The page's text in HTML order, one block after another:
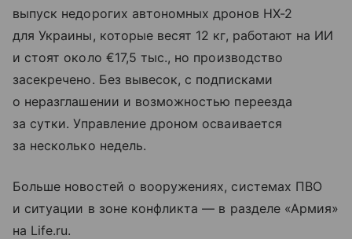
выпуск недорогих автономных дронов HX-2
для Украины, которые весят 12 кг, работают на ИИ
и стоят около €17,5 тыс., но производство
засекречено. Без вывесок, с подписками
о неразглашении и возможностью переезда
за сутки. Управление дроном осваивается
за несколько недель.
Больше новостей о вооружениях, системах ПВО
и ситуации в зоне конфликта — в разделе «Армия»
на Life.ru.